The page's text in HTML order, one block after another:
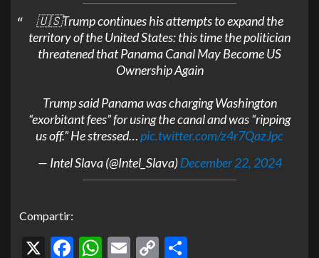
🇺🇸Trump continues his attempts to expand the
territory of the United States: this time the politician
threatened that Panama Canal May Become US
Ownership Again
Trump said Panama was charging Washington
“exorbitant fees” for using the canal and was “ripping
us off.” He stressed…pic.twitter.com/z4r7QazJpc
— Intel Slava (@Intel_Slava)December 22, 2024
Compartir:
X Facebook
WhatsApp
Email
Copy